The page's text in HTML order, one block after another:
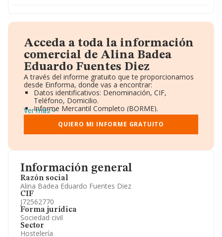
Información general
Razón social
Alina Badea Eduardo Fuentes Diez
CIF
J72562770
Forma jurídica
Sociedad civil
Sector
Hostelería
Acceda a toda la información
comercial de Alina Badea
Eduardo Fuentes Diez
A través del informe gratuito que te proporcionamos
desde Einforma, donde vas a encontrar:
Datos identificativos: Denominación, CIF,
Teléfono, Domicilio.
Informe Mercantil Completo (BORME).
Gráficos de Evolución Ventas y Empleados.
Consejo de Administración y Administradores.
Directivos y Ejecutivos.
Información oficial y registral complementaria.
Ver más
QUIERO MI INFORME GRATUITO